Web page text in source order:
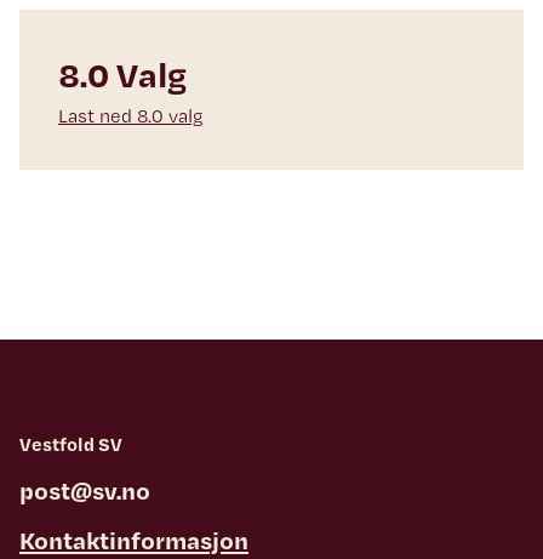
8.0 Valg
Last ned 8.0 valg
Vestfold SV
post@sv.no
Kontaktinformasjon